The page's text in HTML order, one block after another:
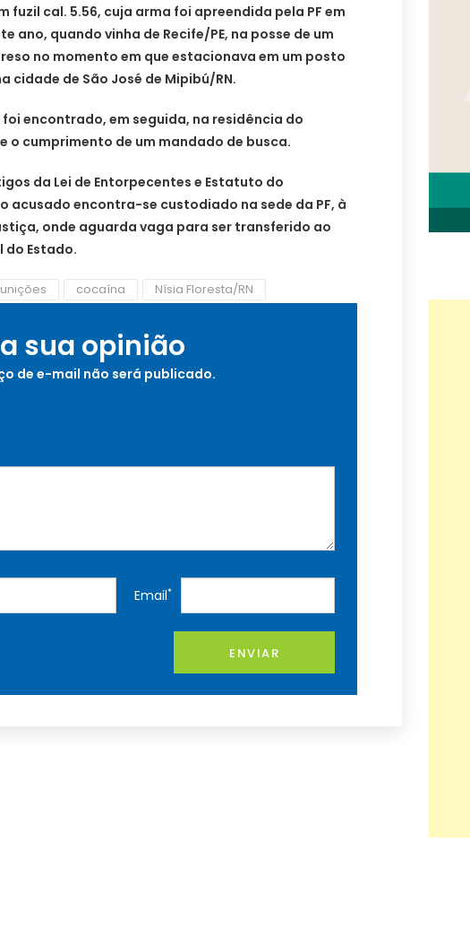
fuzil cal. 5.56, cuja arma foi apreendida pela PF em
ano, quando vinha de Recife/PE, na posse de um
no momento em que estacionava em um posto
cidade de São José de Mipibú/RN.
encontrado, em seguida, na residência do
o cumprimento de um mandado de busca.
da Lei de Entorpecentes e Estatuto do
acusado encontra-se custodiado na sede da PF, à
onde aguarda vaga para ser transferido ao
do Estado.
cocaína Nísia Floresta/RN
sua opinião
de e-mail não será publicado.
Email*
ENVIAR